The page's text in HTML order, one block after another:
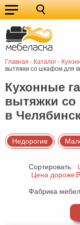
Главная - Каталог -
вытяжки со шкафом для
Кухонные
гарнитуры
Мебель
для
кухни
Мебель
для
спальни
Кровати
Шкафы
Диваны
Мягкая
мебель
Детская
гостиную
Кухонные
вытяжки
в
Недорогие
Сортировать:
Цена дороже
Фабрика